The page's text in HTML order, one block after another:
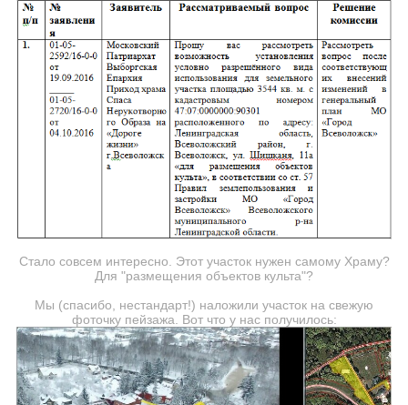
Стало совсем интересно. Этот участок нужен самому Храму?
Для "размещения объектов культа"?
Мы (спасибо, нестандарт!) наложили участок на свежую
фоточку пейзажа. Вот что у нас получилось: